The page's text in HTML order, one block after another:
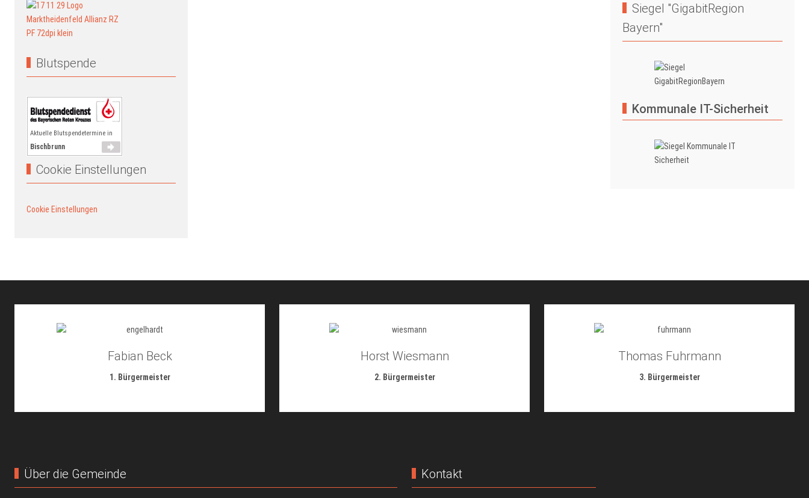
Blutspende
Aktuelle Blutspendetermine in
Bischbrunn
Cookie Einstellungen
Cookie Einstellungen
Siegel "GigabitRegion
Bayern"
Kommunale IT-Sicherheit
Fabian Beck
1. Bürgermeister
Horst Wiesmann
2. Bürgermeister
Thomas Fuhrmann
3. Bürgermeister
Über die Gemeinde Kontakt